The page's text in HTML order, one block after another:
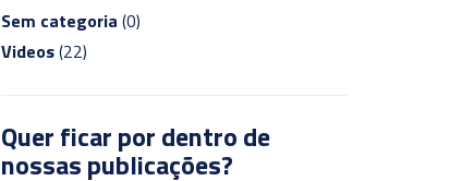
Sem categoria (0)
Videos(22)
Quer ficar por dentro de
nossas publicações?